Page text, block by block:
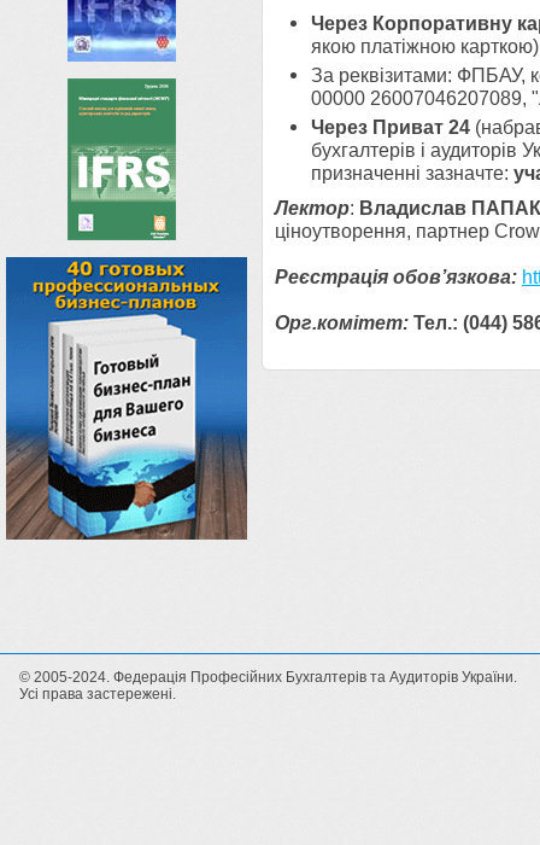
Через Корпоративну
якою платіжною
За реквізитами:
00000
Через Приват 24
бухгалтерів і аудиторів
призначенні зазначте:
Лектор: Владислав
ціноутворення, партнер
Реєстрація обов’язкова:
Орг.комітет: Тел.: (044)
© 2005-2024. Федерація Професійних Бухгалтерів та Аудиторів України.
Усі права застережені.